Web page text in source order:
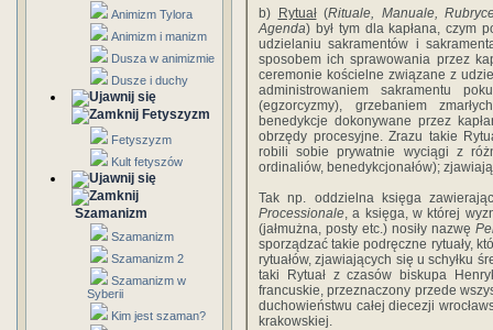
Animizm Tylora
Animizm i manizm
Dusza w animizmie
Dusze i duchy
Fetyszyzm
Fetyszyzm
Kult fetyszów
Szamanizm
Szamanizm
Szamanizm 2
Szamanizm w
Syberii
Kim jest szaman?
b)
Rytuał(Rituale, Manuale,
Agenda) był tym dla kapłana, czym
udzielaniu sakramentów i
sposobem ich sprawowania przez
ceremonie kościelne związane z
administrowaniem sakramentu
(egzorcyzmy), grzebaniem
benedykcje dokonywane przez
obrzędy procesyjne. Zrazu takie
robili sobie prywatnie wyciągi z
ordinaliów, benedykcjonałów);
Tak np. oddzielna księga
Processionale, a księga, w której
(jałmużna, posty etc.) nosiły nazwę
sporządzać takie podręczne rytuały,
rytuałów, zjawiających się u schyłku
taki Rytuał z czasów biskupa
francuskie, przeznaczony przede
duchowieństwu całej diecezji
krakowskiej.